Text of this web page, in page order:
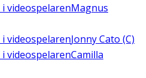
i videospelarenMagnus
i videospelarenJonny Cato (C)
i videospelarenCamilla